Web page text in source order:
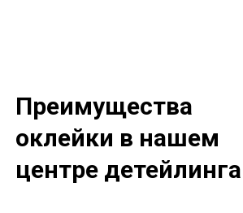
Преимущества
оклейки в нашем
центре детейлинга